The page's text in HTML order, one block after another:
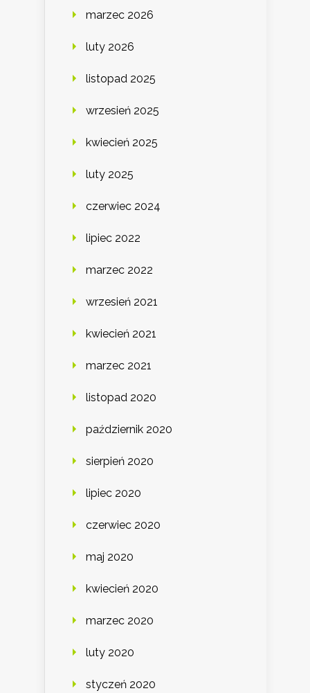
marzec 2026
luty 2026
listopad 2025
wrzesień 2025
kwiecień 2025
luty 2025
czerwiec 2024
lipiec 2022
marzec 2022
wrzesień 2021
kwiecień 2021
marzec 2021
listopad 2020
październik 2020
sierpień 2020
lipiec 2020
czerwiec 2020
maj 2020
kwiecień 2020
marzec 2020
luty 2020
styczeń 2020